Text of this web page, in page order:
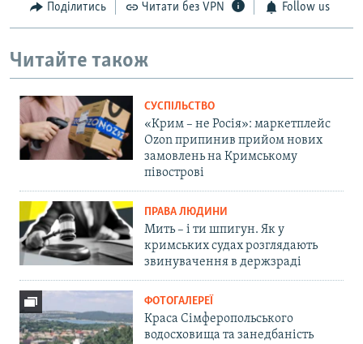
Поділитись Читати без VPN Follow us
Читайте також
СУСПІЛЬСТВО
«Крим – не Росія»: маркетплейс
Ozon припинив прийом нових
замовлень на Кримському
півострові
ПРАВА ЛЮДИНИ
Мить – і ти шпигун. Як у
кримських судах розглядають
звинувачення в держзраді
ФОТОГАЛЕРЕЇ
Краса Сімферопольського
водосховища та занедбаність